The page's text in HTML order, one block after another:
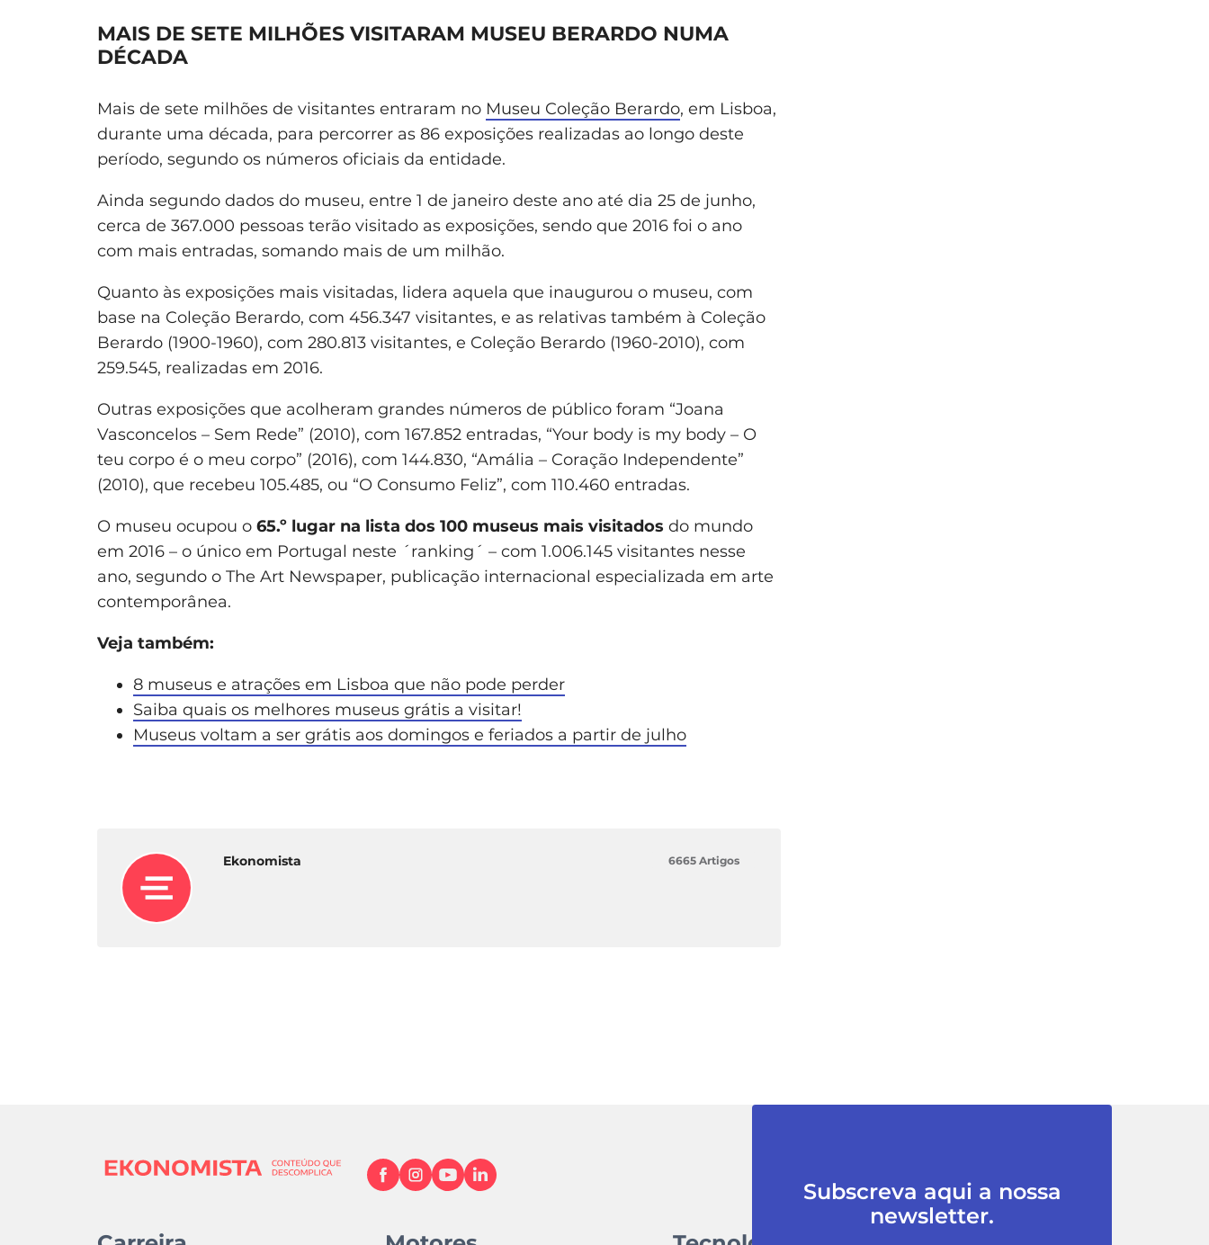
MAIS DE SETE MILHÕES VISITARAM MUSEU BERARDO NUMA
DÉCADA
Mais de sete milhões de visitantes entraram no Museu Coleção Berardo, em Lisboa,
durante uma década, para percorrer as 86 exposições realizadas ao longo deste
período, segundo os números oficiais da entidade.
Ainda segundo dados do museu, entre 1 de janeiro deste ano até dia 25 de junho,
cerca de 367.000 pessoas terão visitado as exposições, sendo que 2016 foi o ano
com mais entradas, somando mais de um milhão.
Quanto às exposições mais visitadas, lidera aquela que inaugurou o museu, com
base na Coleção Berardo, com 456.347 visitantes, e as relativas também à Coleção
Berardo (1900-1960), com 280.813 visitantes, e Coleção Berardo (1960-2010), com
259.545, realizadas em 2016.
Outras exposições que acolheram grandes números de público foram “Joana
Vasconcelos – Sem Rede” (2010), com 167.852 entradas, “Your body is my body – O
teu corpo é o meu corpo” (2016), com 144.830, “Amália – Coração Independente”
(2010), que recebeu 105.485, ou “O Consumo Feliz”, com 110.460 entradas.
O museu ocupou o 65.º lugar na lista dos 100 museus mais visitados do mundo
em 2016 – o único em Portugal neste ´ranking´ – com 1.006.145 visitantes nesse
ano, segundo o The Art Newspaper, publicação internacional especializada em arte
contemporânea.
Veja também:
8 museus e atrações em Lisboa que não pode perder
Saiba quais os melhores museus grátis a visitar!
Museus voltam a ser grátis aos domingos e feriados a partir de julho
Ekonomista 6665 Artigos
Subscreva aqui a nossa
newsletter.